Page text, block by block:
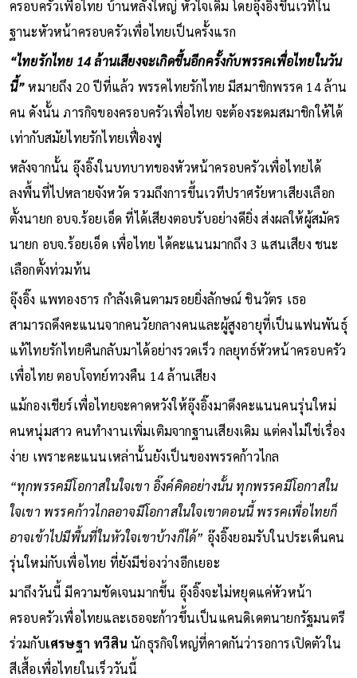
ครอบครัวเพื่อไทย บ้านหลังใหญ่ หัวใจเดิม โดยอุ๊งอิ๊งขึ้นเวทีใน
ฐานะหัวหน้าครอบครัวเพื่อไทยเป็นครั้งแรก
“ไทยรักไทย 14 ล้านเสียงจะเกิดขึ้นอีกครั้งกับพรรคเพื่อไทยในวัน
นี้”หมายถึง 20 ปีที่แล้ว พรรคไทยรักไทย มีสมาชิกพรรค 14 ล้าน
คน ดังนั้น ภารกิจของครอบครัวเพื่อไทย จะต้องระดมสมาชิกให้ได้
เท่ากับสมัยไทยรักไทยเฟื่องฟู
หลังจากนั้น อุ๊งอิ๊งในบทบาทของหัวหน้าครอบครัวเพื่อไทยได้
ลงพื้นที่ไปหลายจังหวัด รวมถึงการขึ้นเวทีปราศรัยหาเสียงเลือก
ตั้งนายก อบจ.ร้อยเอ็ด ที่ได้เสียงตอบรับอย่างดียิ่ง ส่งผลให้ผู้สมัคร
นายก อบจ.ร้อยเอ็ด เพื่อไทย ได้คะแนนมากถึง 3 แสนเสียง ชนะ
เลือกตั้งท่วมท้น
อุ๊งอิ๊ง แพทองธาร กำลังเดินตามรอยยิ่งลักษณ์ ชินวัตร เธอ
สามารถดึงคะแนนจากคนวัยกลางคนและผู้สูงอายุที่เป็นแฟนพันธุ์
แท้ไทยรักไทยคืนกลับมาได้อย่างรวดเร็ว กลยุทธ์หัวหน้าครอบครัว
เพื่อไทย ตอบโจทย์ทวงคืน 14 ล้านเสียง
แม้กองเชียร์เพื่อไทยจะคาดหวังให้อุ๊งอิ๊งมาดึงคะแนนคนรุ่นใหม่
คนหนุ่มสาว คนทำงานเพิ่มเติมจากฐานเสียงเดิม แต่คงไม่ใช่เรื่อง
ง่าย เพราะคะแนนเหล่านั้นยังเป็นของพรรคก้าวไกล
“ทุกพรรคมีโอกาสในใจเขา อิ๊งค์คิดอย่างนั้น ทุกพรรคมีโอกาสใน
ใจเขา พรรคก้าวไกลอาจมีโอกาสในใจเขาตอนนี้ พรรคเพื่อไทยก็
อาจเข้าไปมีพื้นที่ในหัวใจเขาบ้างก็ได้” อุ๊งอิ๊งยอมรับในประเด็นคน
รุ่นใหม่กับเพื่อไทย ที่ยังมีช่องว่างอีกเยอะ
มาถึงวันนี้ มีความชัดเจนมากขึ้น อุ๊งอิ๊งจะไม่หยุดแค่หัวหน้า
ครอบครัวเพื่อไทยและเธอจะก้าวขึ้นเป็นแคนดิเดตนายกรัฐมนตรี
ร่วมกับเศรษฐา ทวีสิน นักธุรกิจใหญ่ที่คาดกันว่ารอการเปิดตัวใน
สีเสื้อเพื่อไทยในเร็ววันนี้